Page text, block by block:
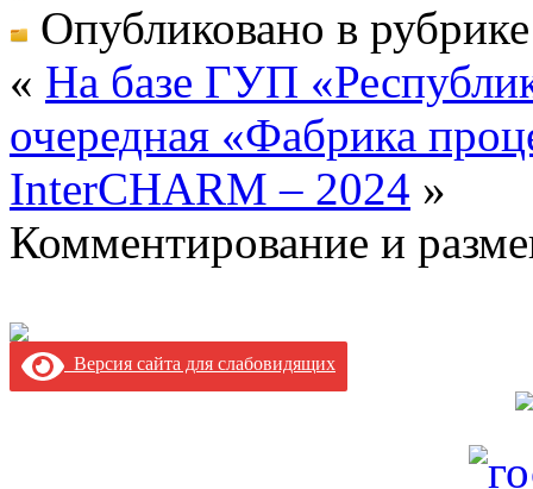
Опубликовано в
« На базе ГУП
очередная «Фабрика
InterCHARM – 2024 »
Комментирование и
Версия сайта для слабовидящих